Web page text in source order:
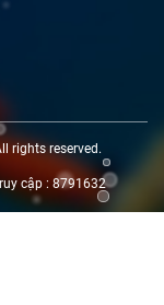
rights reserved.
cập : 8791632